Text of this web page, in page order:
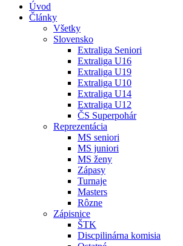
Úvod
Články
Všetky
Slovensko
Extraliga Seniori
Extraliga U16
Extraliga U19
Extraliga U10
Extraliga U14
Extraliga U12
ČS Superpohár
Reprezentácia
MS seniori
MS juniori
MS ženy
Zápasy
Turnaje
Masters
Rôzne
Zápisnice
ŠTK
Discpilinárna komisia